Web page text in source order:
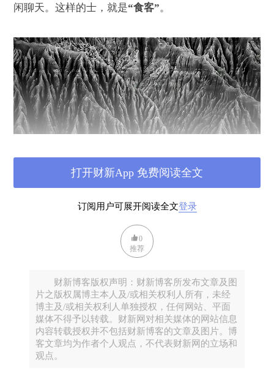
闲聊天。这样的士，就是“食客”。
总之，士的任务，就是有事帮忙，没事帮闲，说话帮
腔，打仗帮凶。但不管是哪一种，都要做事，也都要
是“毛”，必须依附在一张“皮”上。皮之不存，则毛将
焉附？所以他们要关心天下兴亡。
隐士却不同。
他们谁也不依附，什么事情都不帮别人做，也不为这
些事情费脑筋。什么天下，什么人民，什么家国，统
订阅用户可展开阅读全文登录
打开财新App 免费阅读全文
0
推荐
财新博客版权声明：财新博客所发布文章及图
片之版权属博主本人及/或相关权利人所有，未经
博主及/或相关权利人单独授权，任何网站、平面
媒体不得予以转载。财新网对相关媒体的网站信息
内容转载授权并不包括财新博客的文章及图片。博
客文章均为作者个人观点，不代表财新网的立场和
观点。